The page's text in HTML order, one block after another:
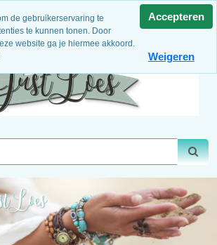
Niet goed, geld terug!
Dagelijks
Binnen 14 dagen retour Veilig betalen
de gebruikerservaring te
te kunnen tonen. Door
website ga je hiermee akkoord.
Accepteren
Weigeren